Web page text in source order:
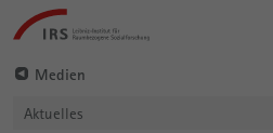
Gehe
direkt
zu:
Leibniz-
Institut
für
Sozialforschung
Medien
Aktuelles